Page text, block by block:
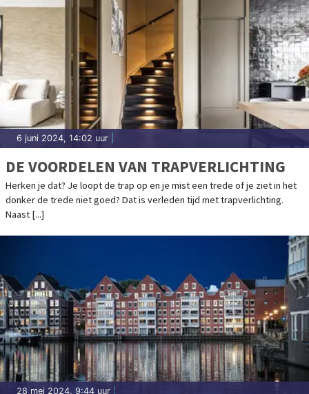
6 juni 2024, 14:02 uur
DE VOORDELEN VAN TRAPVERLICHTING
Herken je dat? Je loopt de trap op en je mist een trede of je ziet in het
donker de trede niet goed? Dat is verleden tijd met trapverlichting.
Naast [...]
28 mei 2024, 9:44 uur